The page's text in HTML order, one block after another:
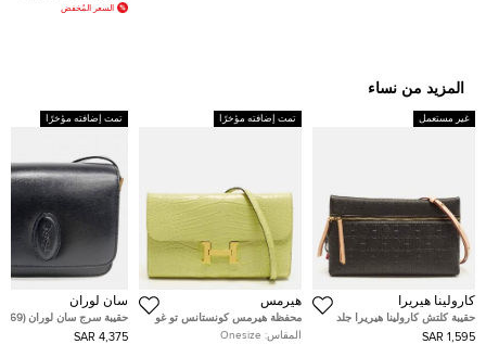
السعر المُخفض
المزيد من نساء
غير مستعمل
كارولينا هيريرا
حقيبة كلتش كارولينا هيريرا جلد
مونوغرام سوداء إنرو
1,595 SAR
تمت إضافته مؤخرًا
هيرمس
محفظة هيرمس كونستانس تو غو
جلد إبسوم إيتوب
المقاس: Onesize
تمت إضافته مؤخرًا
سان لوران
حقيبة سرج سان لوران (568569)
4,375 SAR